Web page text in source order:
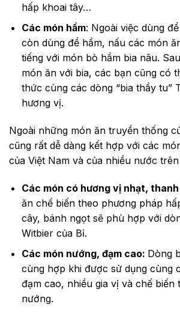
hấp khoai tây…
Các món hầm: Ngoài việc dùng
còn dùng để hầm, nấu các món
tiếng với món bò hầm bia nâu.
món ăn với bia, các bạn cũng có
thức cùng các dòng “bia thầy tu”
hương vị.
Ngoài những món ăn truyền thống
cũng rất dễ dàng kết hợp với các
của Việt Nam và của nhiều nước trên
Các món có hương vị nhạt,
ăn chế biến theo phương pháp
cây, bánh ngọt sẽ phù hợp với
Witbier của Bỉ.
Các món nướng, đạm cao: Dòng
cùng hợp khi được sử dụng cùng
đạm cao, nhiều gia vị và chế biến
nướng.